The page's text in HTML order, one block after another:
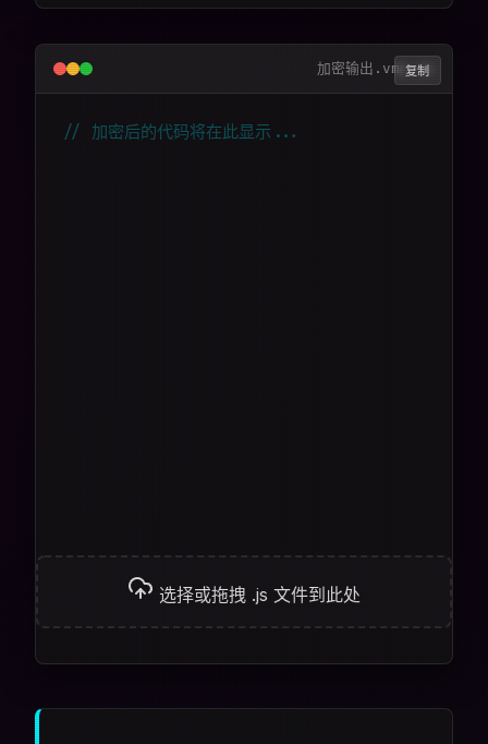
加密输出.vmp.js
复制
选择或拖拽 .js 文件到此处